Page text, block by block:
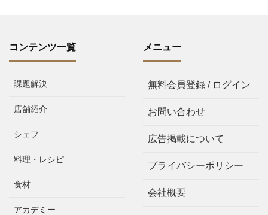
コンテンツ一覧
課題解決
店舗紹介
シェフ
料理・レシピ
食材
アカデミー
メニュー
無料会員登録 / ログイン
お問い合わせ
広告掲載について
プライバシーポリシー
会社概要